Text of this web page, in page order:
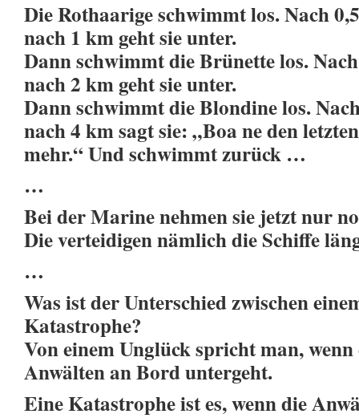
Die Rothaarige schwimmt los. Nach
nach 1 km geht sie unter.
Dann schwimmt die Brünette los.
nach 2 km geht sie unter.
Dann schwimmt die Blondine los.
nach 4 km sagt sie: „Boa ne den
mehr.“ Und schwimmt zurück …
…
Bei der Marine nehmen sie jetzt nur
Die verteidigen nämlich die Schiffe
…
Was ist der Unterschied zwischen
Katastrophe?
Von einem Unglück spricht man,
Anwälten an Bord untergeht.
Eine Katastrophe ist es, wenn die